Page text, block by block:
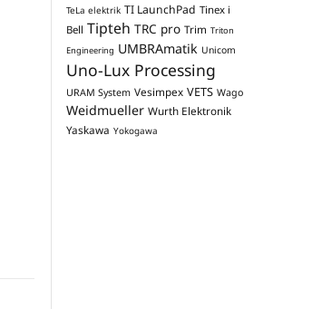
TeLa elektrik TI LaunchPad Tinex i
Bell Tipteh TRC pro Trim Triton
Engineering UMBRAmatik Unicom
Uno-Lux Processing
URAM System Vesimpex VETS Wago
Weidmueller Wurth Elektronik
Yaskawa Yokogawa